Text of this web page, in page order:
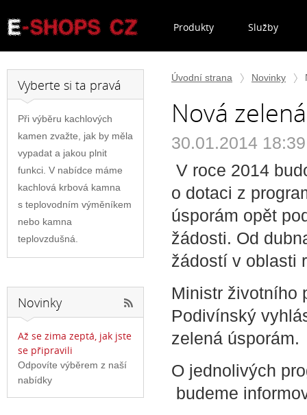
Produkty Služby
Úvodní strana Novinky
Nová
30.01.2014 18:39
V roce 2014
o dotaci z
úsporám opět
žádosti. Od
žádostí v oblasti
Ministr životního
Podivínský
zelená úsporám.
O jednolivých
budeme
Vyberte si ta pravá
Při výběru kachlových
kamen zvažte, jak by měla
vypadat a jakou plnit
funkci. V nabídce máme
kachlová krbová kamna
s teplovodním výměníkem
nebo kamna
teplovzdušná.
Novinky
Až se zima zeptá, jak jste
se připravili
Odpovíte výběrem z naší
nabídky